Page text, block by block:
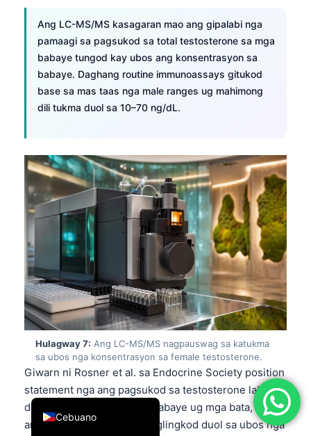
Ang LC-MS/MS kasagaran mao ang gipalabi nga
pamaagi sa pagsukod sa total testosterone sa mga
babaye tungod kay ubos ang konsentrasyon sa
babaye. Daghang routine immunoassays gitukod
base sa mas taas nga male ranges ug mahimong
dili tukma duol sa 10–70 ng/dL.
Hulagway 7: Ang LC-MS/MS nagpauswag sa katukma
sa ubos nga konsentrasyon sa female testosterone.
Giwarn ni Rosner et al. sa Endocrine Society position
statement nga ang pagsukod sa testosterone labi ka
delikado sa sayop sa mga babaye ug mga bata, diin
ang mga konsentrasyon naglingkod duol sa ubos nga
Cebuano
English
Deutsch
العربية
Français
עִבְרִית
Italiano
Español
Português
Ελληνικά
Türkçe
Română
Български
Dansk
Nederlands
हिन्दी